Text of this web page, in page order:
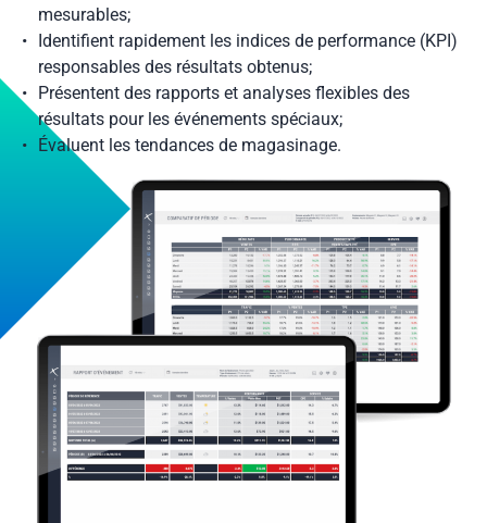
mesurables;
Identifient rapidement les indices de performance (KPI)
responsables des résultats obtenus;
Présentent des rapports et analyses flexibles des
résultats pour les événements spéciaux;
Évaluent les tendances de magasinage.